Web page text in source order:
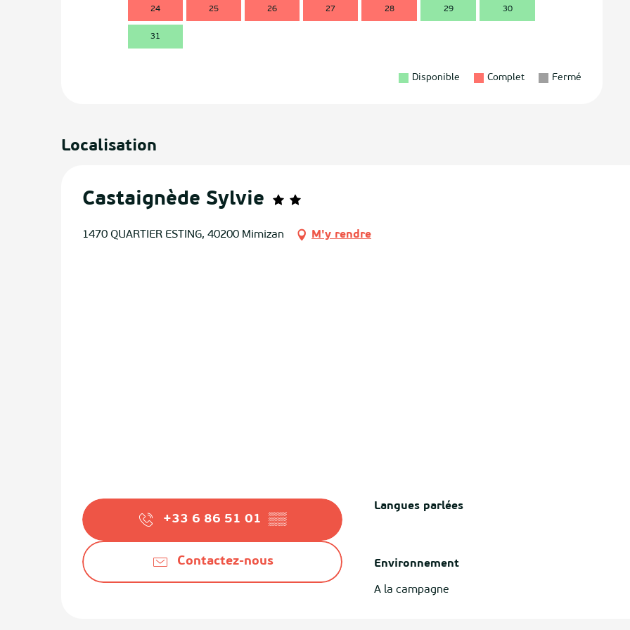
24 25 26 27 28 29 30
31
Disponible Complet Fermé
Localisation
Castaignède Sylvie
1470 QUARTIER ESTING, 40200 Mimizan M'y rendre
+33 6 86 51 01 ▒▒
Contactez-nous
Langues parlées
Langues parlées
Environnement
Environnement
A la campagne